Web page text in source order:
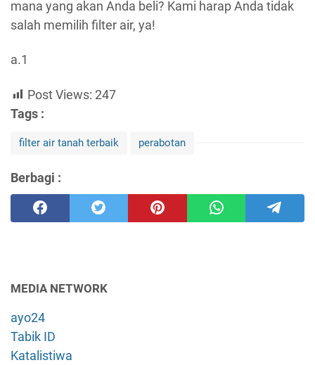
mana yang akan Anda beli? Kami harap Anda tidak
salah memilih filter air, ya!
a.1
Post Views: 247
Tags :
filter air tanah terbaik perabotan
Berbagi :
MEDIA NETWORK
ayo24
Tabik ID
Katalistiwa